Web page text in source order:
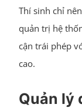
Thí sinh chỉ
quản trị hệ
cận trái phép
cao.
Quản lý